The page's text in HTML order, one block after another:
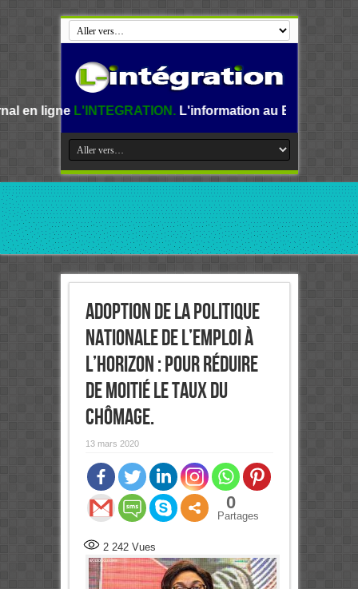
L'information au Benin, en Afrique et dans
Adoption de la politique
nationale de l’Emploi à
l’horizon : Pour réduire
de moitié le taux du
chômage.
13 mars 2020
0
Partages
2 242Vues